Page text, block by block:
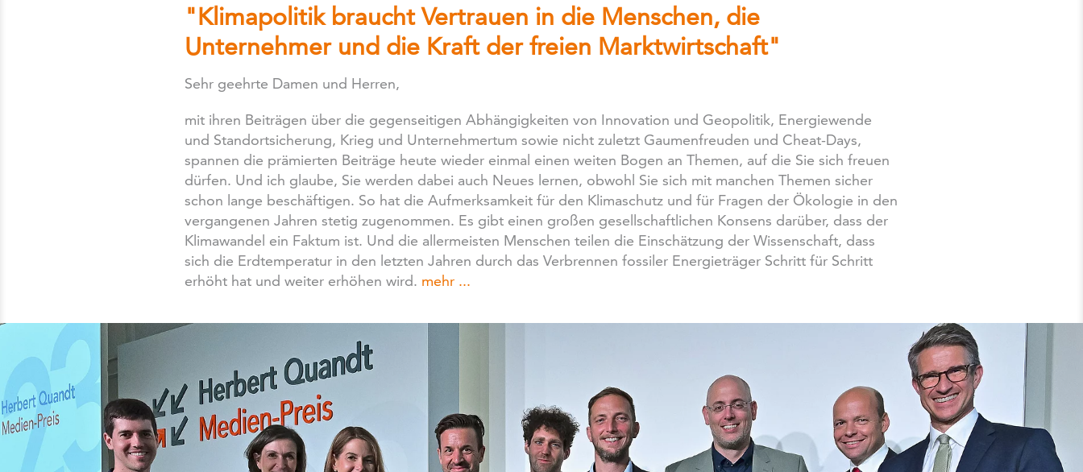
"Klimapolitik braucht Vertrauen in die Menschen, die
Unternehmer und die Kraft der freien Marktwirtschaft"
Sehr geehrte Damen und Herren,
mit ihren Beiträgen über die gegenseitigen Abhängigkeiten von Innovation und Geopolitik, Energiewende
und Standortsicherung, Krieg und Unternehmertum sowie nicht zuletzt Gaumenfreuden und Cheat-Days,
spannen die prämierten Beiträge heute wieder einmal einen weiten Bogen an Themen, auf die Sie sich freuen
dürfen. Und ich glaube, Sie werden dabei auch Neues lernen, obwohl Sie sich mit manchen Themen sicher
schon lange beschäftigen. So hat die Aufmerksamkeit für den Klimaschutz und für Fragen der Ökologie in den
vergangenen Jahren stetig zugenommen. Es gibt einen großen gesellschaftlichen Konsens darüber, dass der
Klimawandel ein Faktum ist. Und die allermeisten Menschen teilen die Einschätzung der Wissenschaft, dass
sich die Erdtemperatur in den letzten Jahren durch das Verbrennen fossiler Energieträger Schritt für Schritt
erhöht hat und weiter erhöhen wird. mehr ...